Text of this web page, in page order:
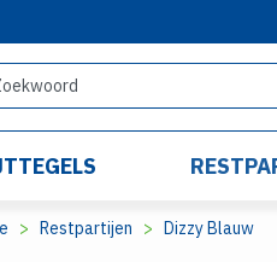
Restpartijen Dizzy Blauw